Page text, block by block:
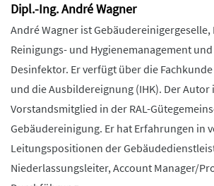
Dipl.-Ing. André Wagner
André Wagner ist Gebäudereinigergeselle,
Reinigungs- und Hygienemanagement
Desinfektor. Er verfügt über die
und die Ausbildereignung (IHK). Der Autor
Vorstandsmitglied in der RAL-
Gebäudereinigung. Er hat Erfahrungen in
Leitungspositionen der
Niederlassungsleiter, Account Manager/